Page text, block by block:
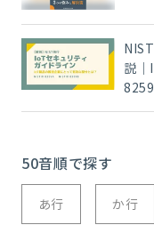
説
50音順で探す
あ行 か行